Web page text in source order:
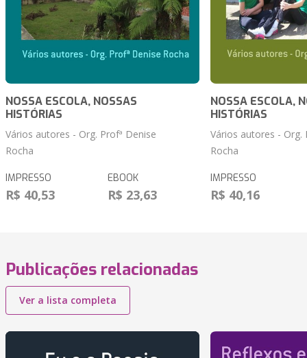
NOSSA ESCOLA, NOSSAS
HISTÓRIAS
Vários autores - Org. Profª Denise
Rocha
IMPRESSO
R$ 40,53
EBOOK
R$ 23,63
NOSSA ESCOLA,
HISTÓRIAS
Vários autores - Org.
Rocha
IMPRESSO
R$ 40,16
Publicações relacionadas
Ver a lista completa